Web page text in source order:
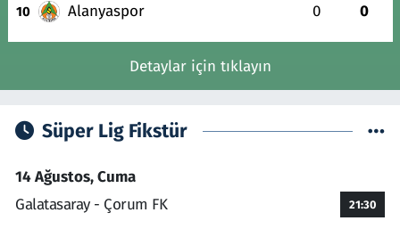
10 Alanyaspor 0 0
Detaylar için tıklayın
Süper Lig Fikstür
14 Ağustos, Cuma
Galatasaray - Çorum FK
21:30